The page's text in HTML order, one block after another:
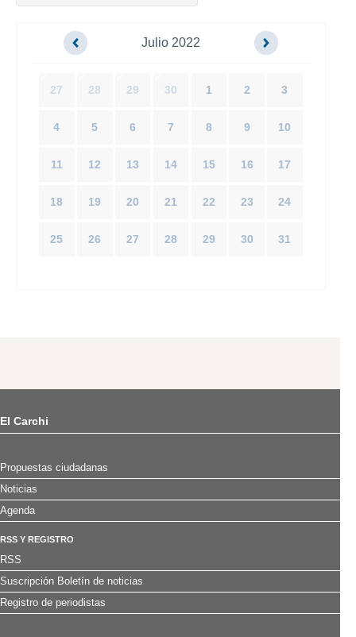
Julio 2022
27 28 29 30 1 2 3
4 5 6 7 8 9 10
11 12 13 14 15 16 17
18 19 20 21 22 23 24
25 26 27 28 29 30 31
El Carchi
Propuestas ciudadanas
Noticias
Agenda
RSS Y REGISTRO
RSS
Suscripción Boletín de noticias
Registro de periodistas